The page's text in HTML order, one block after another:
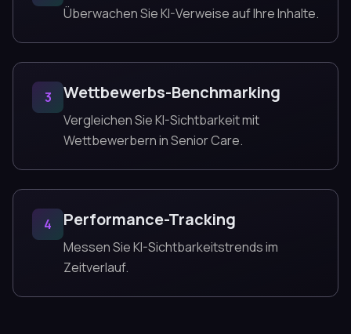
Überwachen Sie KI-Verweise auf Ihre Inhalte.
3 Wettbewerbs-Benchmarking
Vergleichen Sie KI-Sichtbarkeit mit
Wettbewerbern in Senior Care.
4 Performance-Tracking
Messen Sie KI-Sichtbarkeitstrends im
Zeitverlauf.